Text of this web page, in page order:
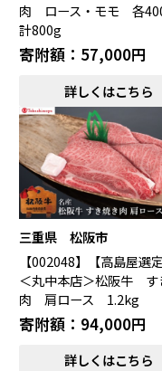
肉 ロース・モモ 各
計800g
寄附額：57,000円
詳しくはこちら
三重県 松阪市
【002048】【高島屋選定
＜丸中本店＞松阪牛 す
肉 肩ロース 1.2kg
寄附額：94,000円
詳しくはこちら